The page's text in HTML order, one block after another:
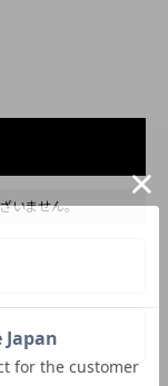
いません。